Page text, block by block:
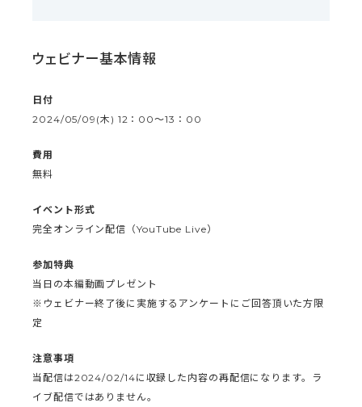
ウェビナー基本情報
日付
2024/05/09(木) 12：00〜13：00
費用
無料
イベント形式
完全オンライン配信（YouTube Live）
参加特典
当日の本編動画プレゼント
※ウェビナー終了後に実施するアンケートにご回答頂いた方限
定
注意事項
当配信は2024/02/14に収録した内容の再配信になります。ラ
イブ配信ではありません。